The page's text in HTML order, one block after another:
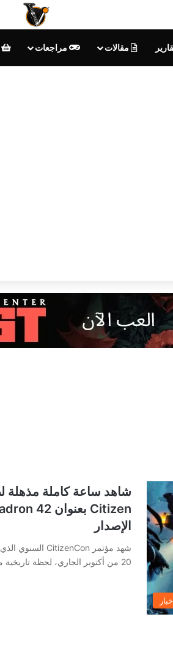
مقالات مراجعات
الإصدار
20 من أكتوبر الجاري، لحظة تاريخية منتظرة مع الكشف…